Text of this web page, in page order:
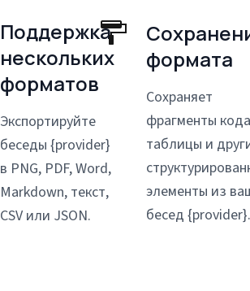
Поддержка
нескольких
форматов
Экспортируйте
беседы {provider}
в PNG, PDF, Word,
Markdown, текст,
CSV или JSON.
формата
Сохраняет
фрагменты
таблицы и
элементы из
бесед {provider}.